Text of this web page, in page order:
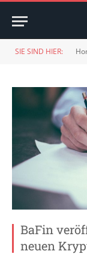
SIE SIND HIER:
BaFin
neuen